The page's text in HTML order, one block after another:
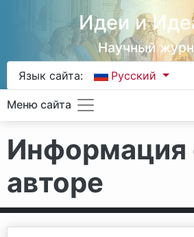
Идеи и
Научный
Язык сайта: Русский
Меню сайта
Информация
авторе